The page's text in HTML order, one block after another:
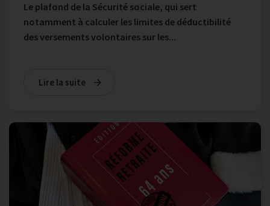
Le plafond de la Sécurité sociale, qui sert
notamment à calculer les limites de déductibilité
des versements volontaires sur les...
Lire la suite